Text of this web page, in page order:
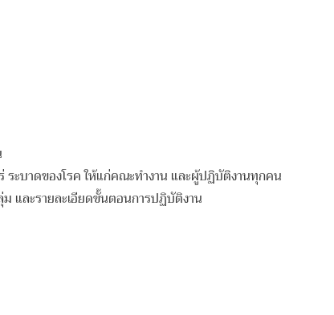
ะบาดของโรค ให้แก่คณะทำงาน และผู้ปฏิบัติงานทุกคน
และรายละเอียดขั้นตอนการปฏิบัติงาน